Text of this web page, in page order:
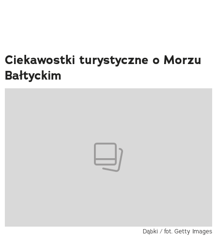
Ciekawostki turystyczne o Morzu
Bałtyckim
Dąbki / fot. Getty Images